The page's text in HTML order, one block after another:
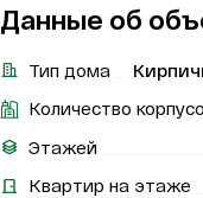
Данные об
Тип дома
Количество
Этажей
Квартир на этаже